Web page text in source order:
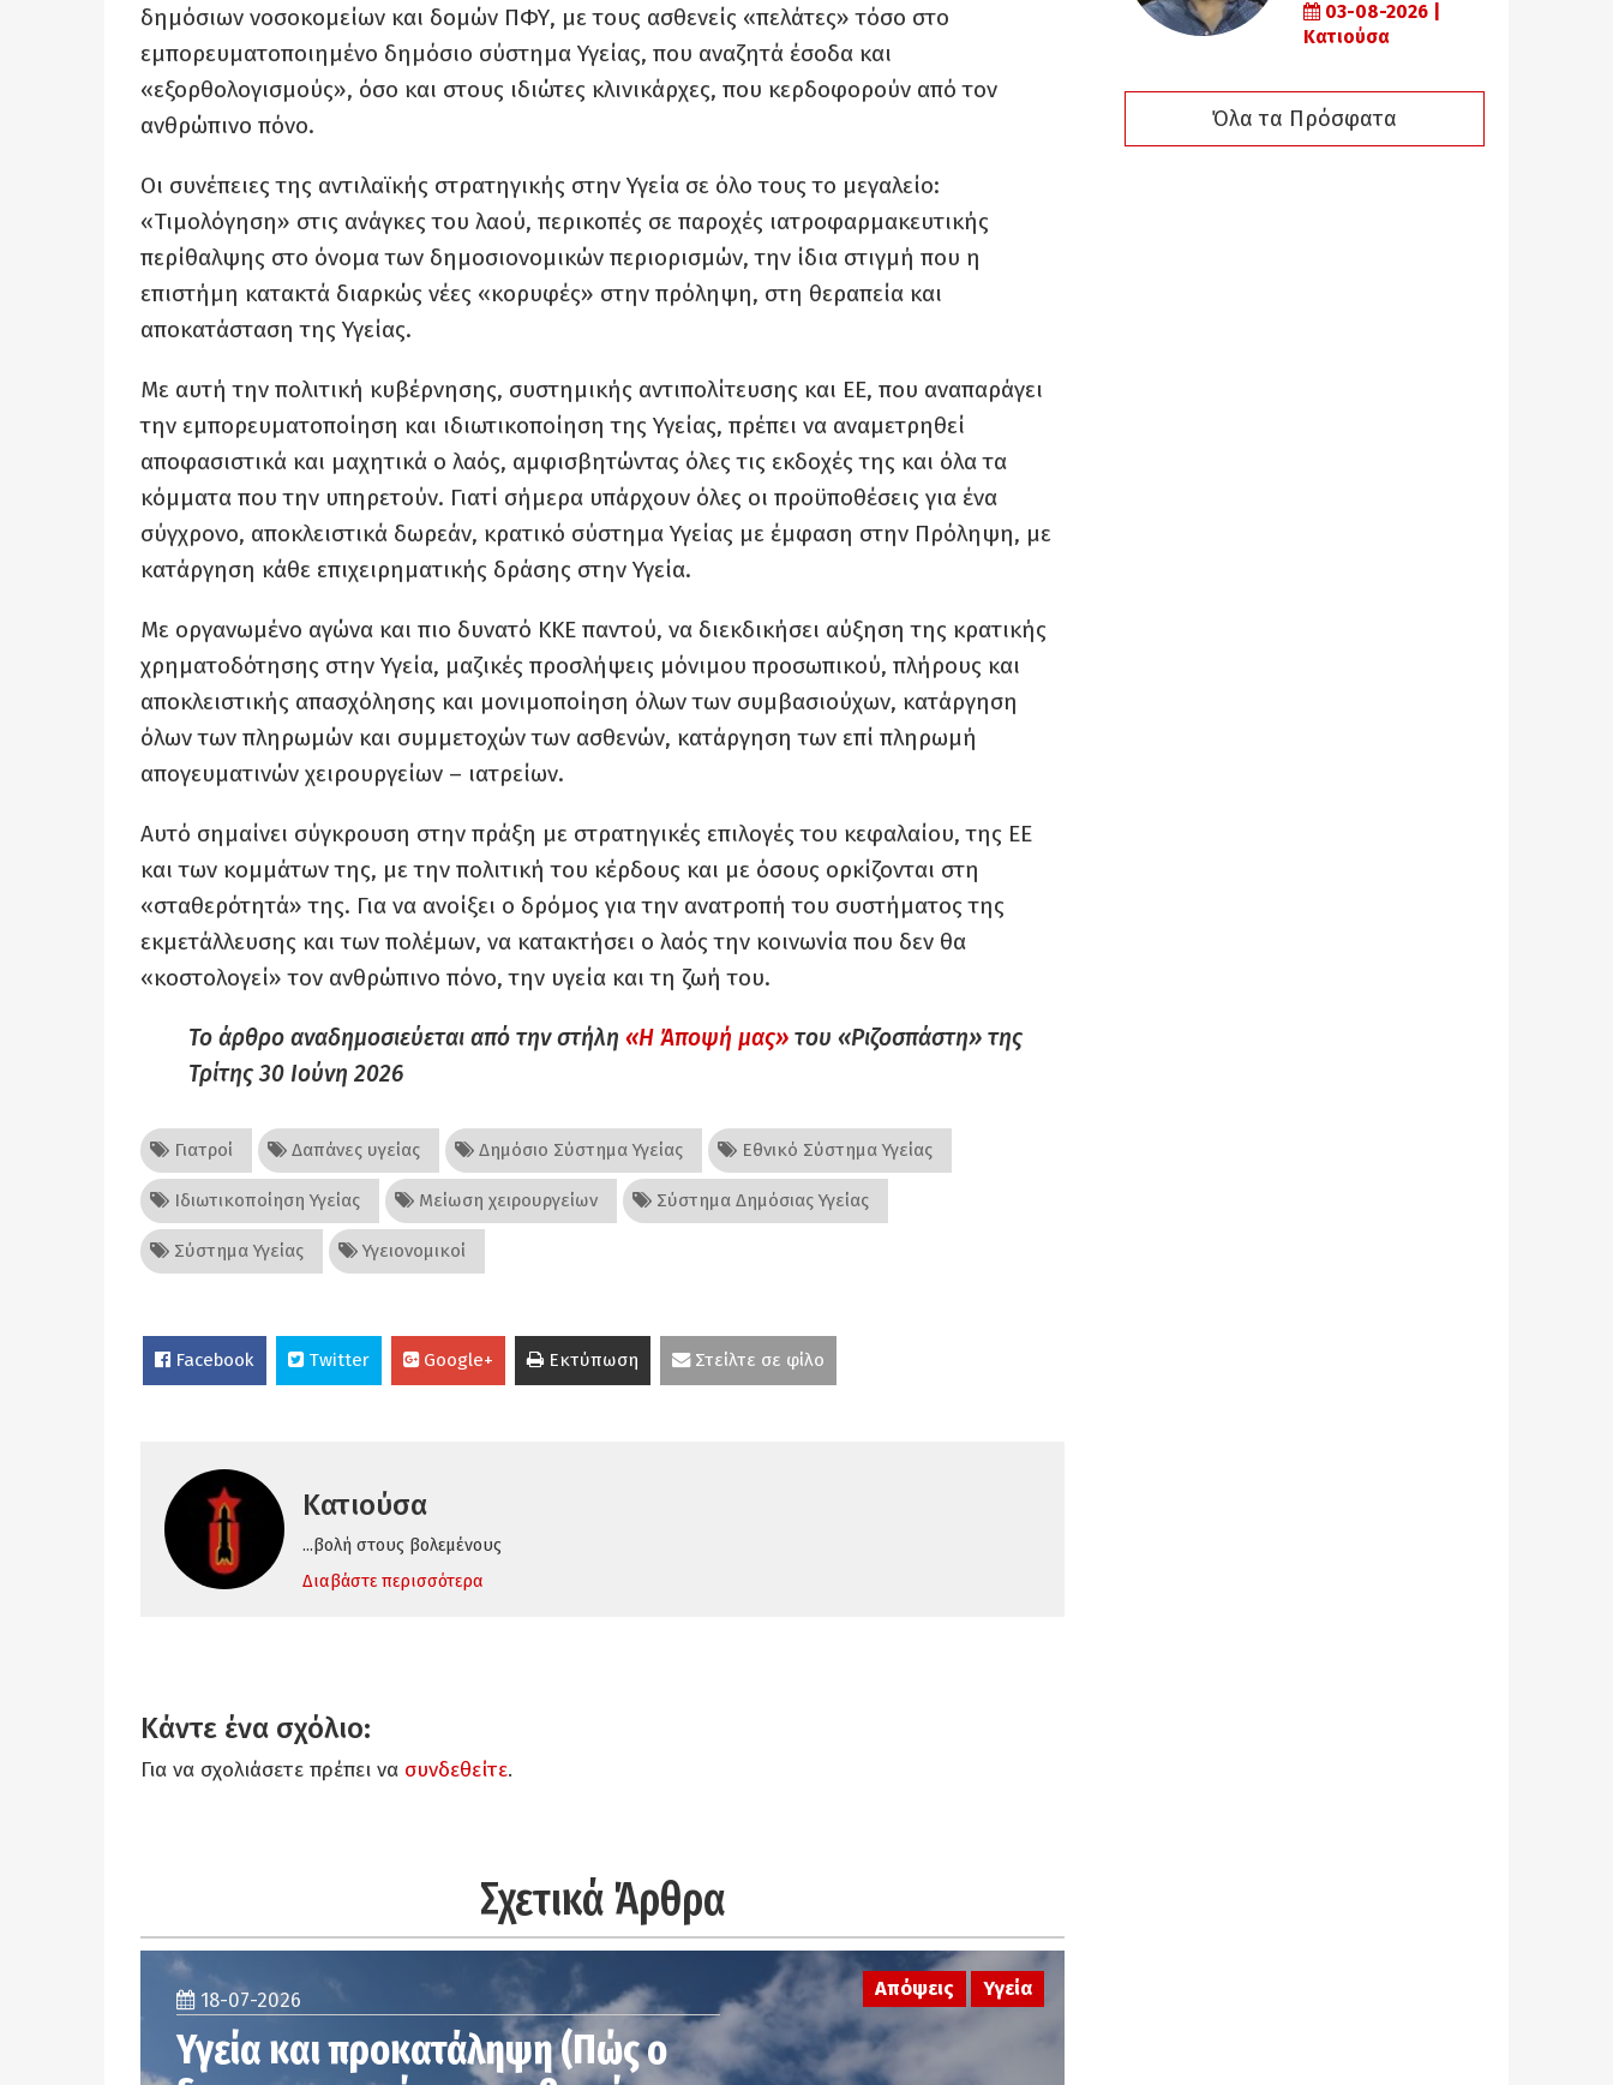
δημόσιων νοσοκομείων και δομών ΠΦΥ, με τους ασθενείς «πελάτες» τόσο στο
εμπορευματοποιημένο δημόσιο σύστημα Υγείας, που αναζητά έσοδα και
«εξορθολογισμούς», όσο και στους ιδιώτες κλινικάρχες, που κερδοφορούν από τον
ανθρώπινο πόνο.
Οι συνέπειες της αντιλαϊκής στρατηγικής στην Υγεία σε όλο τους το μεγαλείο:
«Τιμολόγηση» στις ανάγκες του λαού, περικοπές σε παροχές ιατροφαρμακευτικής
περίθαλψης στο όνομα των δημοσιονομικών περιορισμών, την ίδια στιγμή που η
επιστήμη κατακτά διαρκώς νέες «κορυφές» στην πρόληψη, στη θεραπεία και
αποκατάσταση της Υγείας.
Με αυτή την πολιτική κυβέρνησης, συστημικής αντιπολίτευσης και ΕΕ, που αναπαράγει
την εμπορευματοποίηση και ιδιωτικοποίηση της Υγείας, πρέπει να αναμετρηθεί
αποφασιστικά και μαχητικά ο λαός, αμφισβητώντας όλες τις εκδοχές της και όλα τα
κόμματα που την υπηρετούν. Γιατί σήμερα υπάρχουν όλες οι προϋποθέσεις για ένα
σύγχρονο, αποκλειστικά δωρεάν, κρατικό σύστημα Υγείας με έμφαση στην Πρόληψη, με
κατάργηση κάθε επιχειρηματικής δράσης στην Υγεία.
Με οργανωμένο αγώνα και πιο δυνατό ΚΚΕ παντού, να διεκδικήσει αύξηση της κρατικής
χρηματοδότησης στην Υγεία, μαζικές προσλήψεις μόνιμου προσωπικού, πλήρους και
αποκλειστικής απασχόλησης και μονιμοποίηση όλων των συμβασιούχων, κατάργηση
όλων των πληρωμών και συμμετοχών των ασθενών, κατάργηση των επί πληρωμή
απογευματινών χειρουργείων – ιατρείων.
Αυτό σημαίνει σύγκρουση στην πράξη με στρατηγικές επιλογές του κεφαλαίου, της ΕΕ
και των κομμάτων της, με την πολιτική του κέρδους και με όσους ορκίζονται στη
«σταθερότητά» της. Για να ανοίξει ο δρόμος για την ανατροπή του συστήματος της
εκμετάλλευσης και των πολέμων, να κατακτήσει ο λαός την κοινωνία που δεν θα
«κοστολογεί» τον ανθρώπινο πόνο, την υγεία και τη ζωή του.
Το άρθρo αναδημοσιεύεται από την στήλη «Η Άποψή μας» του «Ριζοσπάστη» της
Τρίτης 30 Ιούνη 2026
Γιατροί Δαπάνες υγείας Δημόσιο Σύστημα Υγείας Εθνικό Σύστημα Υγείας
Ιδιωτικοποίηση Υγείας Μείωση χειρουργείων Σύστημα Δημόσιας Υγείας
Σύστημα Υγείας Υγειονομικοί
Facebook Twitter Google+ Εκτύπωση Στείλτε σε φίλο
Κατιούσα
...βολή στους βολεμένους
Διαβάστε περισσότερα
Κάντε ένα σχόλιο:
Για να σχολιάσετε πρέπει να συνδεθείτε.
Σχετικά Άρθρα
Απόψεις Υγεία
18-07-2026
Υγεία και προκατάληψη (Πώς ο
03-08-2026 |
Κατιούσα
Όλα τα Πρόσφατα